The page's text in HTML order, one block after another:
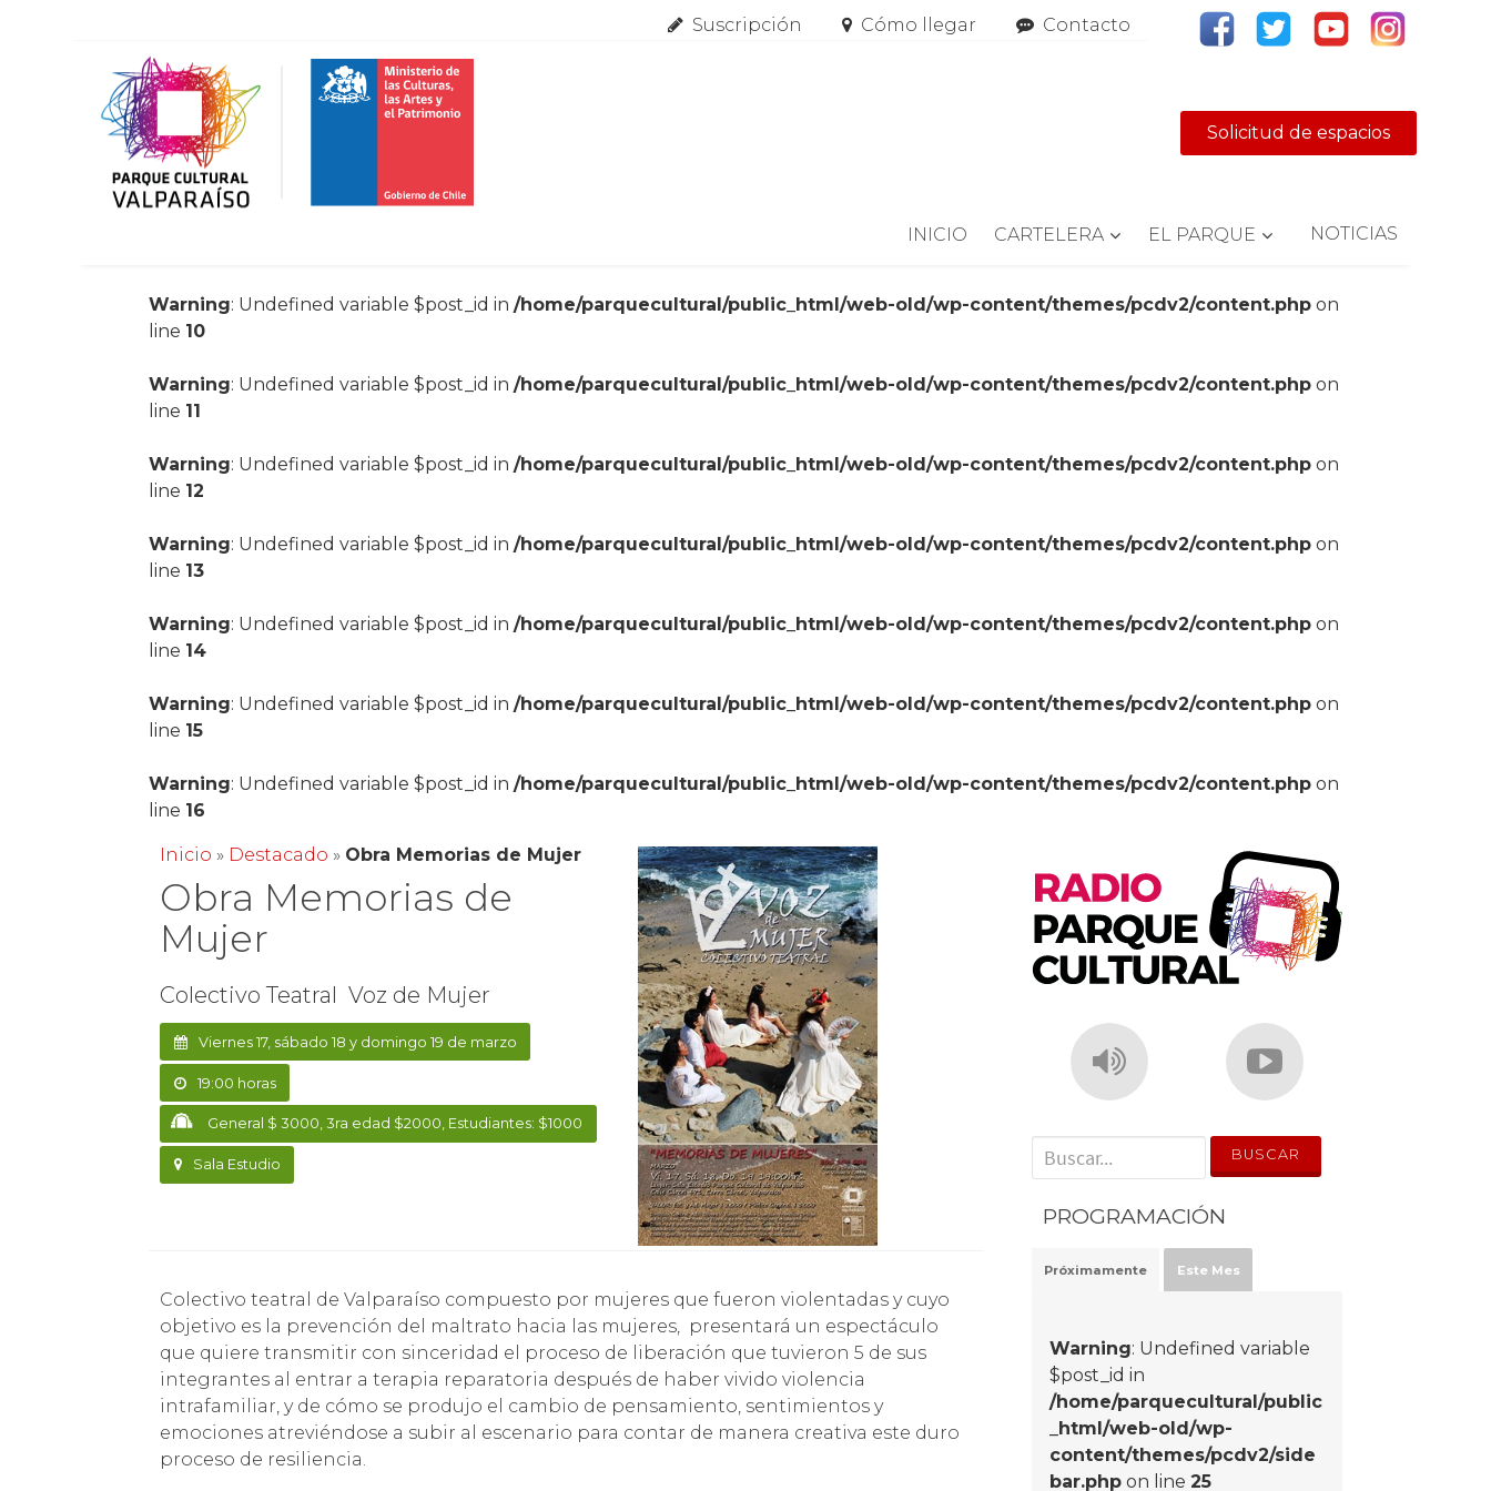
Suscripción Cómo llegar Contacto
Solicitud de espacios
INICIO CARTELERA EL PARQUE NOTICIAS
Warning: Undefined variable $post_id in/home/parquecultural/public_html/web-old/wp-content/themes/pcdv2/content.php on
line 10
Warning: Undefined variable $post_id in/home/parquecultural/public_html/web-old/wp-content/themes/pcdv2/content.php on
line 11
Warning: Undefined variable $post_id in/home/parquecultural/public_html/web-old/wp-content/themes/pcdv2/content.php on
line 12
Warning: Undefined variable $post_id in/home/parquecultural/public_html/web-old/wp-content/themes/pcdv2/content.php on
line 13
Warning: Undefined variable $post_id in/home/parquecultural/public_html/web-old/wp-content/themes/pcdv2/content.php on
line 14
Warning: Undefined variable $post_id in/home/parquecultural/public_html/web-old/wp-content/themes/pcdv2/content.php on
line 15
Warning: Undefined variable $post_id in/home/parquecultural/public_html/web-old/wp-content/themes/pcdv2/content.php on
line 16
Inicio » Destacado » Obra Memorias de Mujer
Obra Memorias de
Mujer
Colectivo Teatral Voz de Mujer
Viernes 17, sábado 18 y domingo 19 de marzo
19:00 horas
General $ 3000, 3ra edad $2000, Estudiantes: $1000
Sala Estudio
Colectivo teatral de Valparaíso compuesto por mujeres que fueron violentadas y cuyo
objetivo es la prevención del maltrato hacia las mujeres, presentará un espectáculo
que quiere transmitir con sinceridad el proceso de liberación que tuvieron 5 de sus
integrantes al entrar a terapia reparatoria después de haber vivido violencia
intrafamiliar, y de cómo se produjo el cambio de pensamiento, sentimientos y
emociones atreviéndose a subir al escenario para contar de manera creativa este duro
proceso de resiliencia.
' . __('Search for:') . '
PROGRAMACIÓN
Próximamente Este Mes
Warning: Undefined variable
$post_id in
/home/parquecultural/public
_html/web-old/wp-
content/themes/pcdv2/side
bar.php on line25